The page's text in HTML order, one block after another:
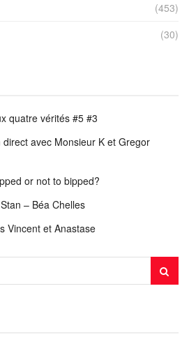
(453)
(30)
quatre vérités #5 #3
avec Monsieur K et Gregor
or not to bipped?
– Béa Chelles
Vincent et Anastase